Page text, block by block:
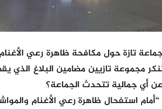
تازة حول مكافحة ظاهرة رعي
مجموعة تازيين مضامين البلاغ الذي
أي جمالية تتحدث الجماعة؟
“أمام استفحال ظاهرة رعي الأغنام